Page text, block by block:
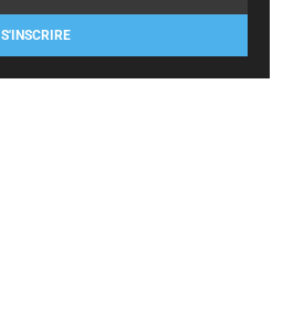
S'INSCRIRE